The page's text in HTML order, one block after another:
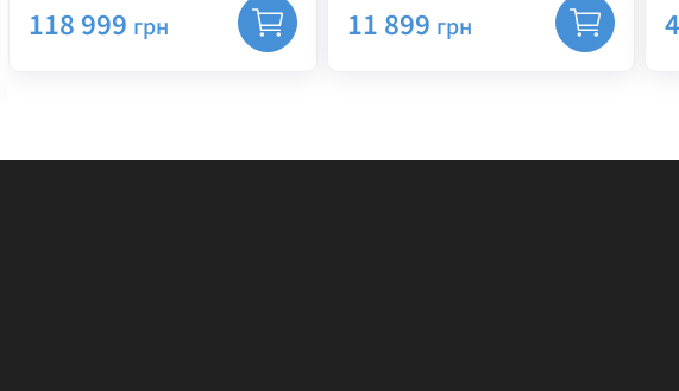
118 999 грн 11 899 грн